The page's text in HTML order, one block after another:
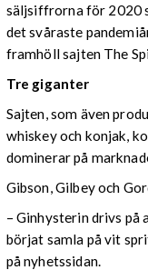
säljsiffrorna för 2020
det svåraste
framhöll sajten The
Tre giganter
Sajten, som även
whiskey och konjak,
dominerar på
Gibson, Gilbey och
– Ginhysterin drivs
börjat samla på vit
på nyhetssidan.